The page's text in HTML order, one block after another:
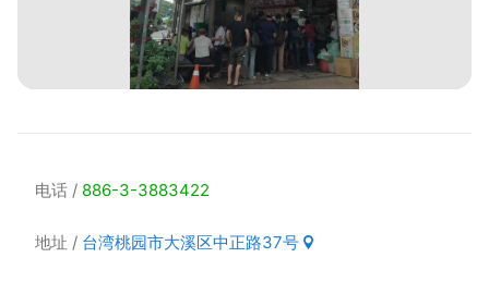
电话 886-3-3883422
地址 台湾桃园市大溪区中正路37号